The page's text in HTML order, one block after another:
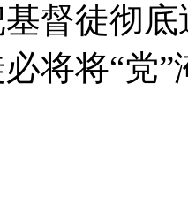
督徒彻
将将“党”